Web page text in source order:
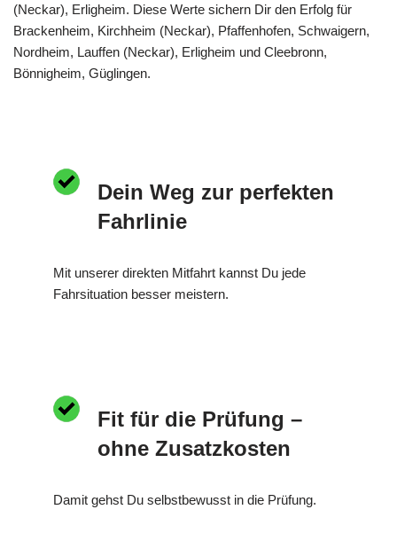
(Neckar), Erligheim. Diese Werte sichern Dir den Erfolg für
Brackenheim, Kirchheim (Neckar), Pfaffenhofen, Schwaigern,
Nordheim, Lauffen (Neckar), Erligheim und Cleebronn,
Bönnigheim, Güglingen.
Dein Weg zur perfekten
Fahrlinie
Mit unserer direkten Mitfahrt kannst Du jede
Fahrsituation besser meistern.
Fit für die Prüfung –
ohne Zusatzkosten
Damit gehst Du selbstbewusst in die Prüfung.